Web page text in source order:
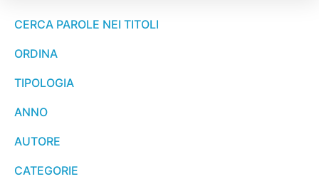
CERCA PAROLE NEI TITOLI
ORDINA
TIPOLOGIA
ANNO
AUTORE
CATEGORIE